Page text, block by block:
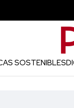
SOSTENIBLES